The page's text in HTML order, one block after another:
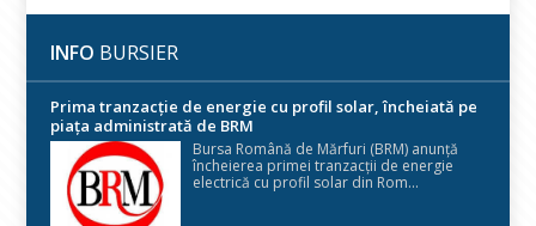
INFO BURSIER
Prima tranzacție de energie cu profil solar, încheiată pe
piața administrată de BRM
Bursa Română de Mărfuri (BRM) anunță
încheierea primei tranzacții de energie
electrică cu profil solar din Rom...